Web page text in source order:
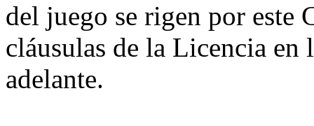
del juego se rigen por este
cláusulas de la Licencia en
adelante.